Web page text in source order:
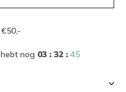
hebt nog 03 : 32 : 45